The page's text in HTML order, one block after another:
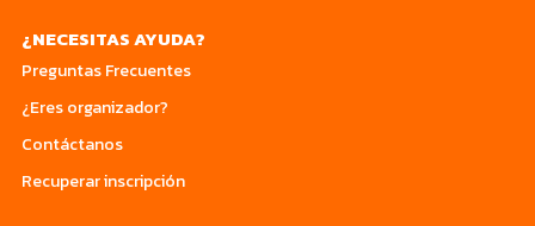
¿NECESITAS AYUDA?
Preguntas Frecuentes
¿Eres organizador?
Contáctanos
Recuperar inscripción